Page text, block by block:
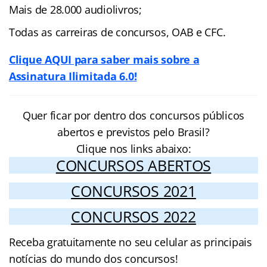
Mais de 28.000 audiolivros;
Todas as carreiras de concursos, OAB e CFC.
Clique AQUI para saber mais sobre a
Assinatura Ilimitada 6.0!
Quer ficar por dentro dos concursos públicos
abertos e previstos pelo Brasil?
Clique nos links abaixo:
CONCURSOS ABERTOS
CONCURSOS 2021
CONCURSOS 2022
Receba gratuitamente no seu celular as principais
notícias do mundo dos concursos!